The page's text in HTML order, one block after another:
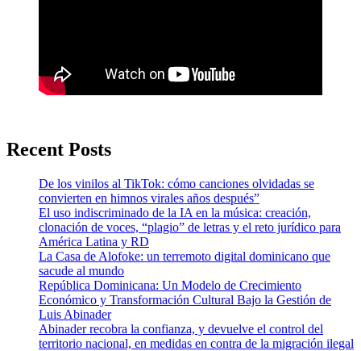
Recent Posts
De los vinilos al TikTok: cómo canciones olvidadas se
convierten en himnos virales años después”
El uso indiscriminado de la IA en la música: creación,
clonación de voces, “plagio” de letras y el reto jurídico para
América Latina y RD
La Casa de Alofoke: un terremoto digital dominicano que
sacude al mundo
República Dominicana: Un Modelo de Crecimiento
Económico y Transformación Cultural Bajo la Gestión de
Luis Abinader
Abinader recobra la confianza, y devuelve el control del
territorio nacional, en medidas en contra de la migración ilegal